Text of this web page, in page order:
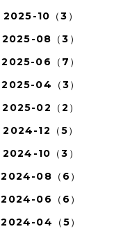
2025-10（3）
2025-08（3）
2025-06（7）
2025-04（3）
2025-02（2）
2024-12（5）
2024-10（3）
2024-08（6）
2024-06（6）
2024-04（5）